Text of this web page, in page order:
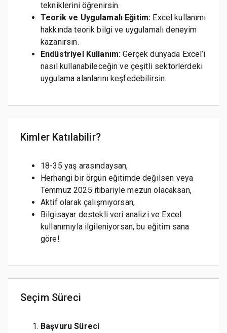
tekniklerini öğrenirsin.
Teorik ve Uygulamalı Eğitim: Excel kullanımı
hakkında teorik bilgi ve uygulamalı deneyim
kazanırsın.
Endüstriyel Kullanım: Gerçek dünyada Excel’i
nasıl kullanabileceğin ve çeşitli sektörlerdeki
uygulama alanlarını keşfedebilirsin.
Kimler Katılabilir?
18-35 yaş arasındaysan,
Herhangi bir örgün eğitimde değilsen veya
Temmuz 2025 itibariyle mezun olacaksan,
Aktif olarak çalışmıyorsan,
Bilgisayar destekli veri analizi ve Excel
kullanımıyla ilgileniyorsan, bu eğitim sana
göre!
Seçim Süreci
Başvuru Süreci